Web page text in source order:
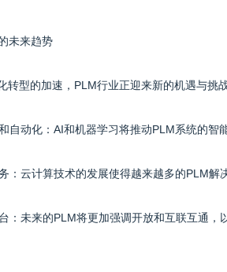
未来趋势
转型的加速，PLM行业正迎来新的机遇与挑
自动化：AI和机器学习将推动PLM系统的
：云计算技术的发展使得越来越多的PLM
：未来的PLM将更加强调开放和互联互通